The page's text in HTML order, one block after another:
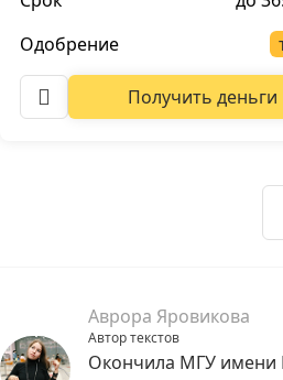
Одобрение
Получить деньги
Аврора Яровикова
Автор текстов
Окончила МГУ имени